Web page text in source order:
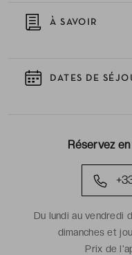
À SAVOIR
DATES DE
Réservez
Du lundi au vendredi
dimanches et
Prix de